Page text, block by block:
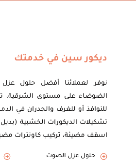
ديكور سين في خدمتك
نوفر لعملائنا أفضل حلول
الضوضاء على مستوى الشرقية،
للنوافذ أو للغرف والجدران في
تشكيلات الديكورات الخشبية
اسقف مضيئة، تركيب كاونترات
حلول عزل الصوت